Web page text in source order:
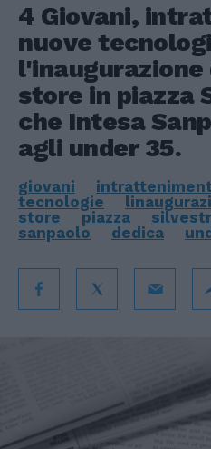
4 Giovani,
nuove
store in piazza
che Intesa
agli under 35.
giovani
tecnologie
store
piazza
sanpaolo
dedica